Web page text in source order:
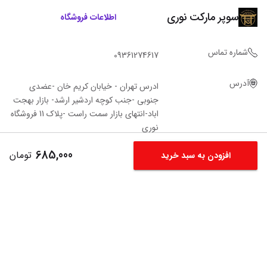
افزودن به سبد خرید 685,000 تومان
سوپر مارکت نوری اطلاعات فروشگاه
شماره تماس 09361274617
آدرس
ادرس تهران - خیابان کریم خان -عضدی
جنوبی -جنب کوچه اردشیر ارشد- بازار بهجت
اباد-انتهای بازار سمت راست -پلاک 11 فروشگاه‌
نوری